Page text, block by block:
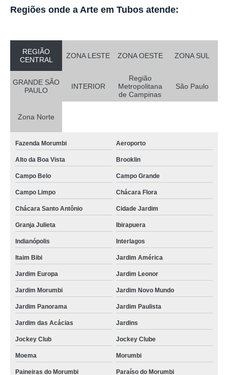
Regiões onde a Arte em Tubos atende:
REGIÃO
CENTRAL
ZONA LESTE ZONA OESTE ZONA SUL
GRANDE SÃO
PAULO
INTERIOR
Região
Metropolitana
de Campinas
São Paulo
Zona Norte
Fazenda Morumbi Aeroporto
Alto da Boa Vista Brooklin
Campo Belo Campo Grande
Campo Limpo Chácara Flora
Chácara Santo Antônio Cidade Jardim
Granja Julieta Ibirapuera
Indianópolis Interlagos
Itaim Bibi Jardim América
Jardim Europa Jardim Leonor
Jardim Morumbi Jardim Novo Mundo
Jardim Panorama Jardim Paulista
Jardim das Acácias Jardins
Jockey Club Jockey Clube
Moema Morumbi
Paineiras do Morumbi Paraíso do Morumbi